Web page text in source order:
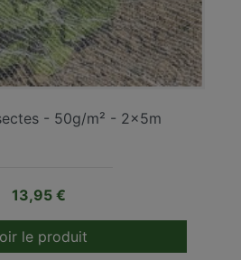
- 50g/m² - 2x5m
Prix
13,95 €
le produit